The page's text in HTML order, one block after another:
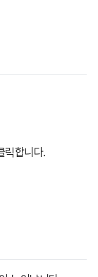
릭합니다.